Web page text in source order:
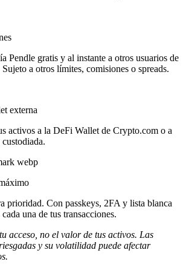
Pendle gratis y al instante a otros usuarios de
a otros límites, comisiones o spreads.
externa
activos a la DeFi Wallet de Crypto.com o a
prioridad. Con passkeys, 2FA y lista blanca
una de tus transacciones.
acceso, no el valor de tus activos. Las
y su volatilidad puede afectar